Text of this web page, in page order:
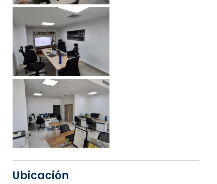
Ubicación